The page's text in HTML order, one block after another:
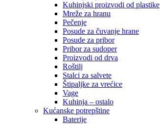
Kuhinjski proizvodi od plastike
Mreže za hranu
Pečenje
Posude za čuvanje hrane
Posude za pribor
Pribor za sudoper
Proizvodi od drva
Roštilj
Stalci za salvete
Štipaljke za vrećice
Vage
Kuhinja – ostalo
Kućanske potrepštine
Baterije